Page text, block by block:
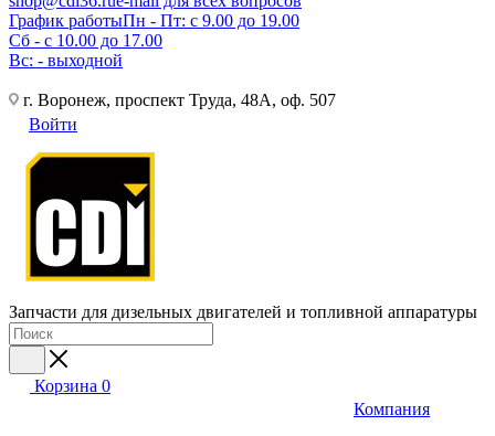
График работыПн - Пт: с 9.00 до 19.00
Сб - с 10.00 до 17.00
Вс: - выходной
г. Воронеж, проспект Труда, 48А, оф. 507
Войти
Запчасти для дизельных двигателей и топливной аппаратуры
Корзина 0
Компания